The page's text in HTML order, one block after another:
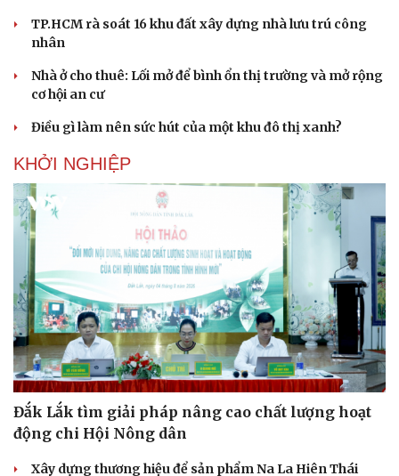
Cải chính
TP.HCM rà soát 16 khu đất xây dựng nhà lưu trú công
nhân
Nhà ở cho thuê: Lối mở để bình ổn thị trường và mở rộng
cơ hội an cư
Điều gì làm nên sức hút của một khu đô thị xanh?
KHỞI NGHIỆP
Đắk Lắk tìm giải pháp nâng cao chất lượng hoạt
động chi Hội Nông dân
Xây dựng thương hiệu để sản phẩm Na La Hiên Thái